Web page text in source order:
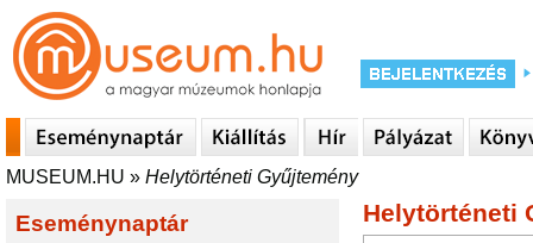
MUSEUM.HU » Helytörténeti Gyűjtemény
Eseménynaptár Helytörténeti